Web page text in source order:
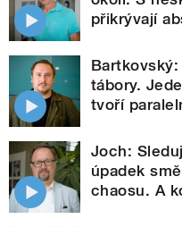
přikrývají
tábory.
tvoří
Joch:
úpadek
chaosu. A